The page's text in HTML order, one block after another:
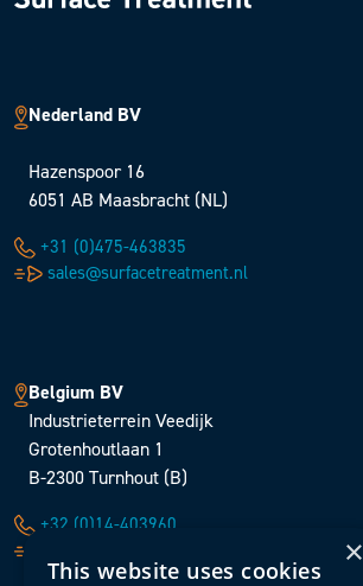
Nederland BV
Hazenspoor 16
6051 AB Maasbracht (NL)
+31 (0)475-463835
sales@surfacetreatment.nl
Belgium BV
Industrieterrein Veedijk
Grotenhoutlaan 1
B-2300 Turnhout (B)
+32 (0)14-403960
×
This website uses cookies